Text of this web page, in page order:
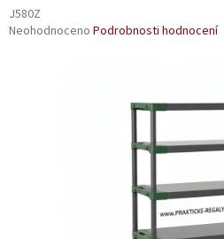
J580Z
Průměrné
Neohodnoceno Podrobnosti hodnocení